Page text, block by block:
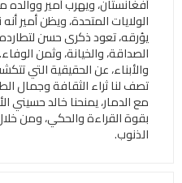
أفغانستان، ويهرب أمير ووالده
الولايات المتحدة، ويظن أمير
يؤرقه، تعود ذكرى حسن
الصداقة، والخيانة، وثمن
والأبناء، عن الحقيقية التي
تصف لنا ثراء الثقافة وجمال
مع الدمار، يمنحنا خالد حسيني
بقوة القراءة والحكي، ومن
الذنوب.